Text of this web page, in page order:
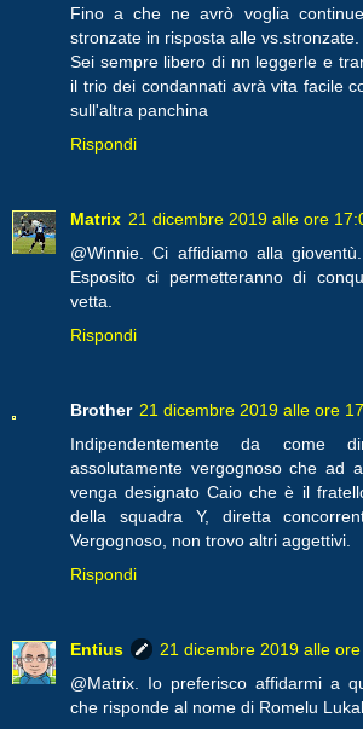
Fino a che ne avrò voglia
stronzate in risposta alle vs.stronzate.
Sei sempre libero di nn leggerle e
il trio dei condannati avrà vita facile
sull'altra panchina
Rispondi
Matrix 21 dicembre 2019 alle ore
@Winnie. Ci affidiamo alla
Esposito ci permetteranno di
vetta.
Rispondi
Brother 21 dicembre 2019 alle ore
Indipendentemente da come
assolutamente vergognoso che ad
venga designato Caio che è il
della squadra Y, diretta
Vergognoso, non trovo altri aggettivi.
Rispondi
Entius
21 dicembre 2019 alle
@Matrix. Io preferisco affidarmi a
che risponde al nome di Romelu